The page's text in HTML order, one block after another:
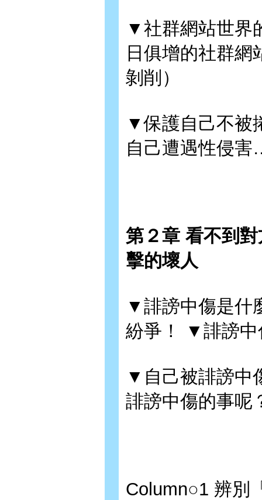
▼社群網站世界
日俱增的社群
剝削）
▼保護自己不被
自己遭遇性侵
第２章 看不到
擊的壞人
▼誹謗中傷是什
紛爭！ ▼誹謗中
▼自己被誹謗中
誹謗中傷的事
Column○1 辨別